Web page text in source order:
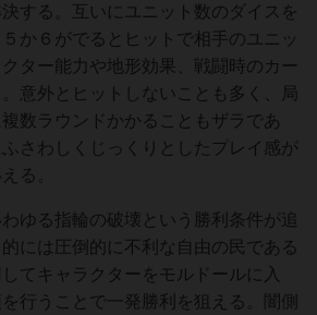
する。互いにユニット数のダイスを
か６がでるとヒットで相手のユニッ
クター能力や地形効果、戦闘時のカー
意外とヒットしないことも多く、局
数ラウンドかかることもザラであ
さわしくじっくりとしたプレイ感が
る。
ゆる指輪の破壊という勝利条件が追
には圧倒的に不利な自由の民である
てキャラクターをモルドールに入
行うことで一発勝利を狙える。闇側